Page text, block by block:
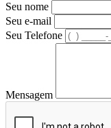
Seu nome
Seu e-mail
Seu Telefone
Mensagem